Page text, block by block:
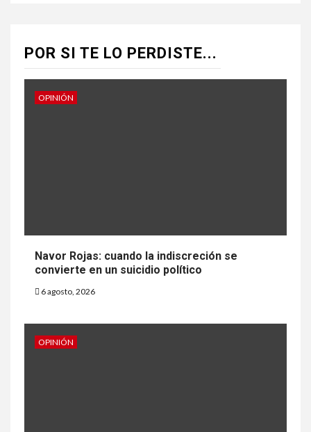
POR SI TE LO PERDISTE...
OPINIÓN
Navor Rojas: cuando la indiscreción se
convierte en un suicidio político
6 agosto, 2026
OPINIÓN